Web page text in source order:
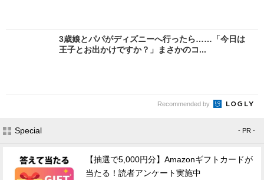
3歳娘とパパがディズニーへ行ったら……「今日は
王子とお出かけですか？」まさかのコ...
Recommended by
Special - PR -
【抽選で5,000円分】Amazonギフトカードが
当たる！読者アンケート実施中